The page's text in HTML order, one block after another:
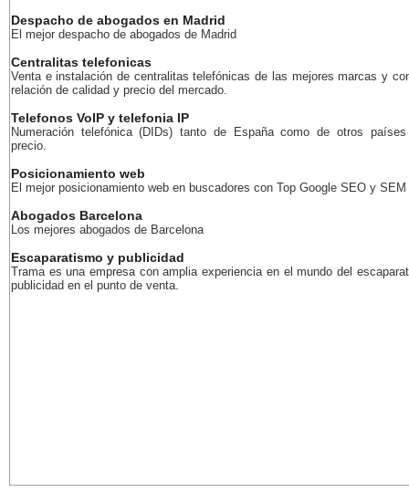
Despacho de abogados en Madrid
El mejor despacho de abogados de Madrid
Centralitas telefonicas
Venta e instalación de centralitas telefónicas de las mejores marcas y
relación de calidad y precio del mercado.
Telefonos VoIP y telefonia IP
Numeración telefónica (DIDs) tanto de España como de otros
precio.
Posicionamiento web
El mejor posicionamiento web en buscadores con Top Google SEO y SEM
Abogados Barcelona
Los mejores abogados de Barcelona
Escaparatismo y publicidad
Trama es una empresa con amplia experiencia en el mundo del
publicidad en el punto de venta.